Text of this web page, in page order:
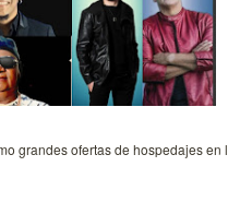
grandes ofertas de hospedajes